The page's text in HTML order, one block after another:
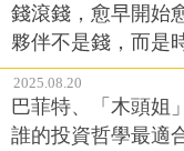
錢滾錢，愈早開始
夥伴不是錢，而是
2025.08.20
巴菲特、「木頭姐
誰的投資哲學最適